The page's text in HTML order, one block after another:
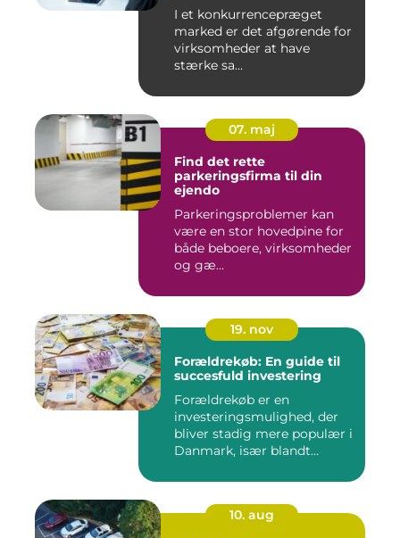
I et konkurrencepræget
marked er det afgørende for
virksomheder at have
stærke sa...
07. maj
Find det rette
parkeringsfirma til din
ejendo
Parkeringsproblemer kan
være en stor hovedpine for
både beboere, virksomheder
og gæ...
19. nov
Forældrekøb: En guide til
succesfuld investering
Forældrekøb er en
investeringsmulighed, der
bliver stadig mere populær i
Danmark, især blandt
10. aug